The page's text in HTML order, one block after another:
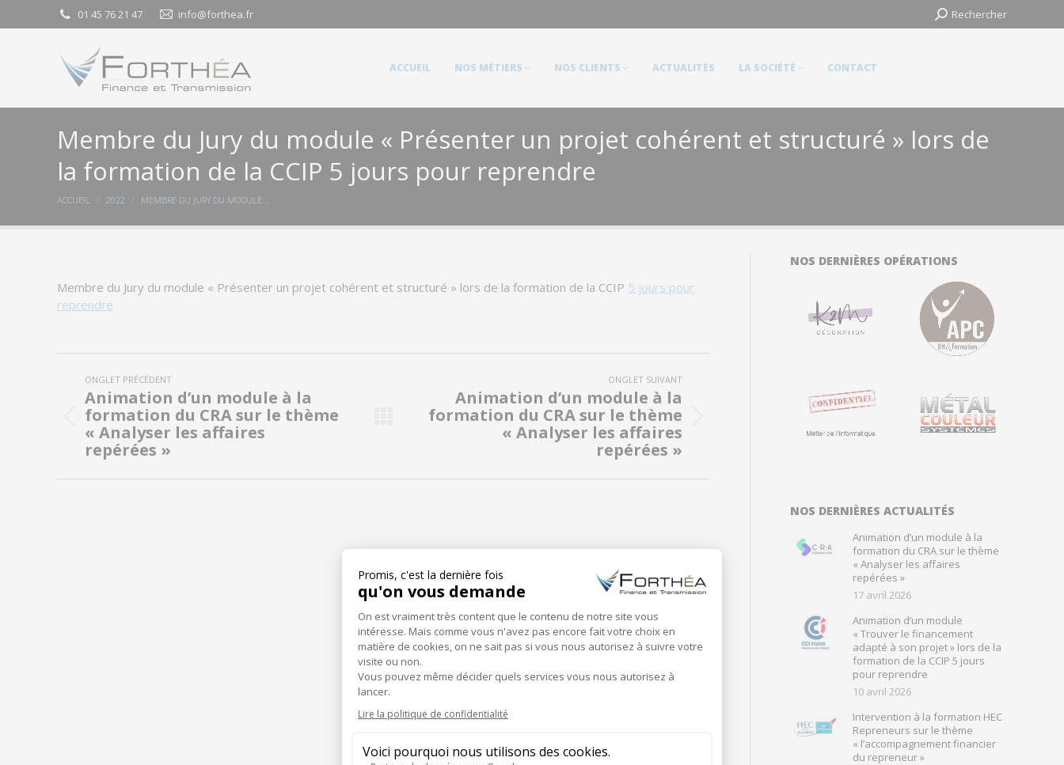
01 45 76 21 47 info@forthea.fr Search:Rechercher
ACCUEIL NOS MÉTIERS NOS CLIENTS ACTUALITÉS LA SOCIÉTÉ CONTACT
Membre du Jury du module « Présenter un projet cohérent et structuré » lors de
la formation de la CCIP 5 jours pour reprendre
Vous êtes ici :
ACCUEIL 2022 MEMBRE DU JURY DU MODULE…
Membre du Jury du module « Présenter un projet cohérent et structuré » lors de la formation de la CCIP 5 jours pour
reprendre
Navigation
commentaire
ONGLET PRÉCÉDENT
Onglet
précédent
Animation d’un module à la
formation du CRA sur le thème
« Analyser les affaires
repérées »
ONGLET SUIVANT
Onglet
Animation d’un module à la
formation du CRA sur le thème
« Analyser les affaires
repérées »
NOS DERNIÈRES OPÉRATIONS
NOS DERNIÈRES ACTUALITÉS
Animation d’un module à la
formation du CRA sur le thème
« Analyser les affaires
repérées »
17 avril 2026
Animation d’un module
« Trouver le financement
adapté à son projet » lors de la
formation de la CCIP 5 jours
pour reprendre
10 avril 2026
Intervention à la formation HEC
Repreneurs sur le thème
« l’accompagnement financier
du repreneur »
01 45 76 21 47 info@forthea.fr Search:Rechercher